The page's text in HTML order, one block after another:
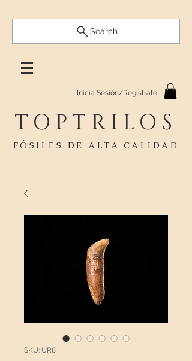
Search
Inicia Sesión/Regístrate
TOPTRILOS
FÓSILES DE ALTA CALIDAD
SKU: UR8